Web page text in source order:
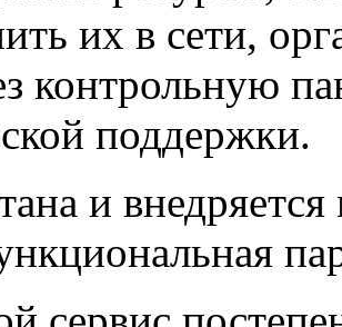
их в сети,
контрольную
поддержки.
и